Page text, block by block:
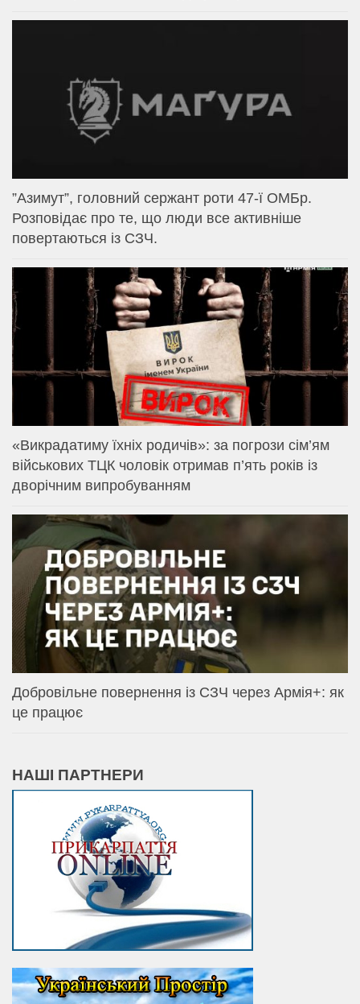
⁨”Азимут”, головний сержант роти 47-ї ОМБр.
Розповідає про те, що люди все активніше
повертаються із СЗЧ.
«Викрадатиму їхніх родичів»: за погрози сім’ям
військових ТЦК чоловік отримав п’ять років із
дворічним випробуванням
Добровільне повернення із СЗЧ через Армія+: як
це працює
НАШІ ПАРТНЕРИ